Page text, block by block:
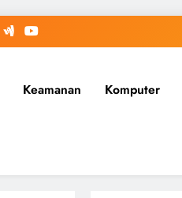
Keamanan Komputer